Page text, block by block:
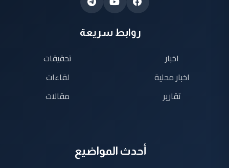
روابط سريعة
اخبار
اخبار محلية
تقارير
تحقيقات
لقاءات
مقالات
أحدث المواضيع